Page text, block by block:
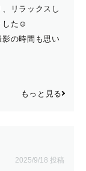
リラックスし
した☺️
の時間も思い
もっと見る
2025/9/18 投稿